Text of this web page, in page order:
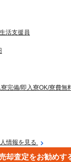
活支援員
完備/即入寮OK/寮費無
情報を見る
却査定をお勧めす